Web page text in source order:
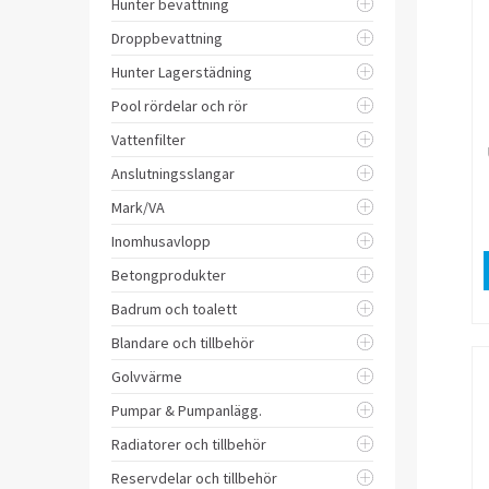
Hunter bevattning
Droppbevattning
Hunter Lagerstädning
Pool rördelar och rör
Vattenfilter
Anslutningsslangar
Mark/VA
Inomhusavlopp
Betongprodukter
Badrum och toalett
Blandare och tillbehör
Golvvärme
Pumpar & Pumpanlägg.
Radiatorer och tillbehör
Reservdelar och tillbehör